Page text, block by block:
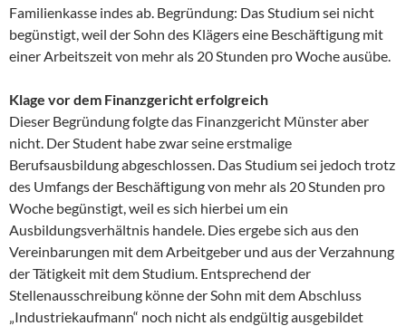
Familienkasse indes ab. Begründung: Das Studium sei nicht
begünstigt, weil der Sohn des Klägers eine Beschäftigung mit
einer Arbeitszeit von mehr als 20 Stunden pro Woche ausübe.
Klage vor dem Finanzgericht erfolgreich
Dieser Begründung folgte das Finanzgericht Münster aber
nicht. Der Student habe zwar seine erstmalige
Berufsausbildung abgeschlossen. Das Studium sei jedoch trotz
des Umfangs der Beschäftigung von mehr als 20 Stunden pro
Woche begünstigt, weil es sich hierbei um ein
Ausbildungsverhältnis handele. Dies ergebe sich aus den
Vereinbarungen mit dem Arbeitgeber und aus der Verzahnung
der Tätigkeit mit dem Studium. Entsprechend der
Stellenausschreibung könne der Sohn mit dem Abschluss
„Industriekaufmann“ noch nicht als endgültig ausgebildet